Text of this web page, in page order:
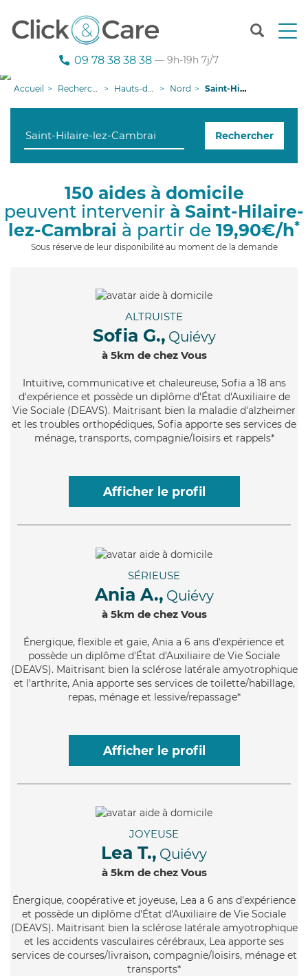
T
n
g
i
n
09 78 38 38 38 — 9h-19h 7j/7
Accueil Recherche aide à domicile Hauts-de-France Nord Saint-Hilaire-lez-Cambrai
Rechercher
150 aides à domicile
peuvent intervenir à Saint-Hilaire-
lez-Cambrai à partir de 19,90€/h*
Sous réserve de leur disponibilité au moment de la demande
ALTRUISTE
Sofia G., Quiévy
à 5km de chez Vous
Intuitive, communicative et chaleureuse, Sofia a 18 ans
d'expérience et possède un diplôme d'État d'Auxiliaire de
Vie Sociale (DEAVS). Maitrisant bien la maladie d'alzheimer
et les troubles orthopédiques, Sofia apporte ses services de
ménage, transports, compagnie/loisirs et rappels*
Afficher le profil
SÉRIEUSE
Ania A., Quiévy
à 5km de chez Vous
Énergique, flexible et gaie, Ania a 6 ans d'expérience et
possède un diplôme d'État d'Auxiliaire de Vie Sociale
(DEAVS). Maitrisant bien la sclérose latérale amyotrophique
et l'arthrite, Ania apporte ses services de toilette/habillage,
repas, ménage et lessive/repassage*
Afficher le profil
JOYEUSE
Lea T., Quiévy
à 5km de chez Vous
Énergique, coopérative et joyeuse, Lea a 6 ans d'expérience
et possède un diplôme d'État d'Auxiliaire de Vie Sociale
(DEAVS). Maitrisant bien la sclérose latérale amyotrophique
et les accidents vasculaires cérébraux, Lea apporte ses
services de courses/livraison, compagnie/loisirs, ménage et
transports*